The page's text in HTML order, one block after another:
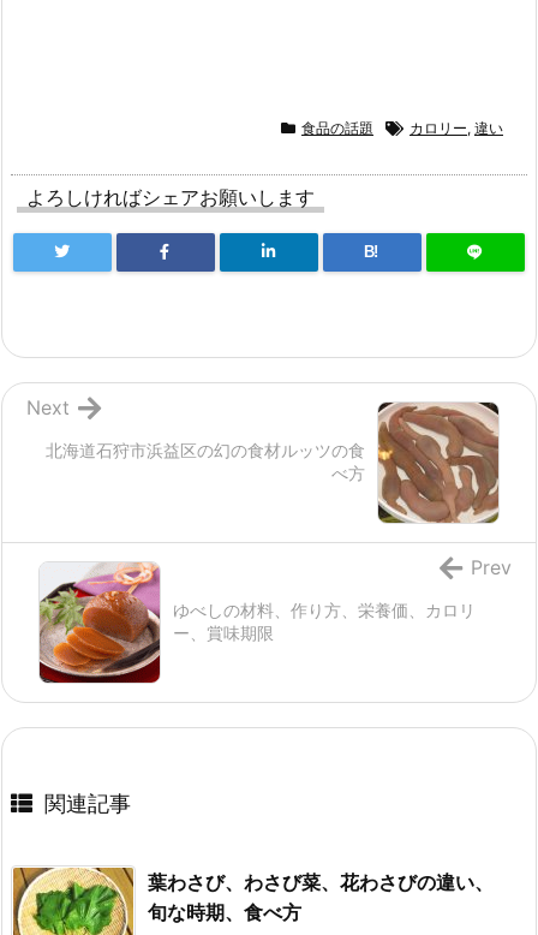
食品の話題 カロリー, 違い
よろしければシェアお願いします
B!
北海道石狩市浜益区の幻の食材ルッツの食
べ方
Next
ゆべしの材料、作り方、栄養価、カロリ
ー、賞味期限
Prev
関連記事
葉わさび、わさび菜、花わさびの違い、
旬な時期、食べ方